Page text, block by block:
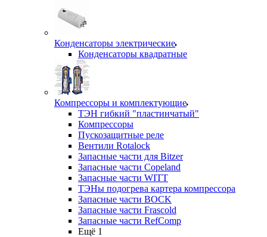
Конденсаторы электрические
Конденсаторы квадратные
Компрессоры и комплектующие
ТЭН гибкий "пластинчатый"
Компрессоры
Пускозащитные реле
Вентили Rotalock
Запасные части для Bitzer
Запасные части Copeland
Запасные части WITT
ТЭНы подогрева картера компрессора
Запасные части BOCK
Запасные части Frascold
Запасные части RefComp
Ещё 1